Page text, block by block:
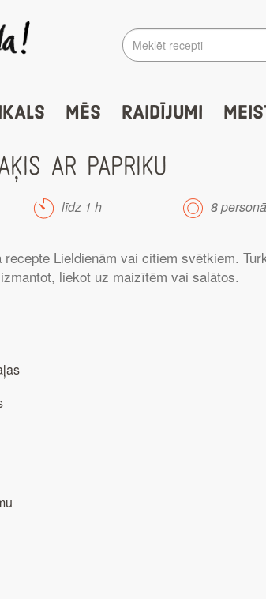
MĒS RAIDĪJUMI
AR PAPRIKU
līdz 1 h 8
Lieldienām vai citiem svētkiem.
liekot uz maizītēm vai salātos.